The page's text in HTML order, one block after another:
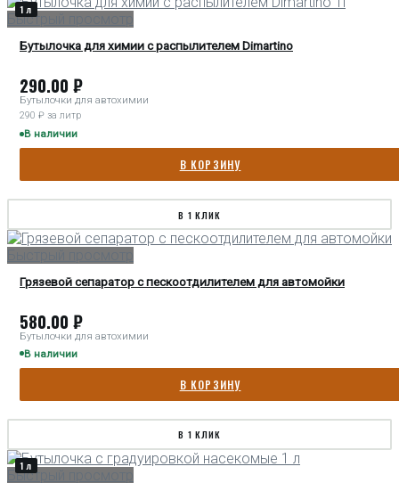
1 л
Быстрый просмотр
Бутылочка для химии с распылителем Dimartino
290.00 ₽
Бутылочки для автохимии
290 ₽ за литр
В наличии
В КОРЗИНУ
В 1 КЛИК
Грязевой сепаратор с пескоотдилителем для автомойки
580.00 ₽
Бутылочки для автохимии
В наличии
В КОРЗИНУ
В 1 КЛИК
1 л
Быстрый просмотр